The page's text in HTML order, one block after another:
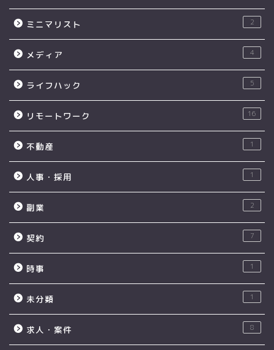
ミニマリスト 2
メディア 4
ライフハック 5
リモートワーク 16
不動産 1
人事・採用 1
副業 2
契約 7
時事 1
未分類 1
求人・案件 8